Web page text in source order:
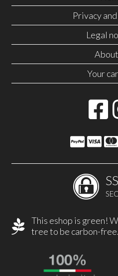
Privacy
Legal
Your
This eshop is green!
tree to be carbon-free.